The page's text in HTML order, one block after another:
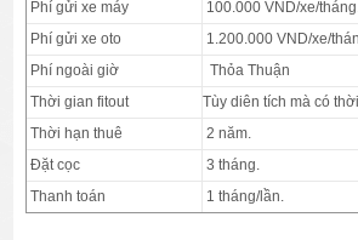
Phí gửi xe máy
100.000 VND/xe/
Phí gửi xe oto
1.200.000 VND/xe/
Phí ngoài giờ
Thỏa Thuận
Thời gian fitout
Tùy diên tích mà có
Thời hạn thuê
2 năm.
Đặt cọc
3 tháng.
Thanh toán
1 tháng/lần.